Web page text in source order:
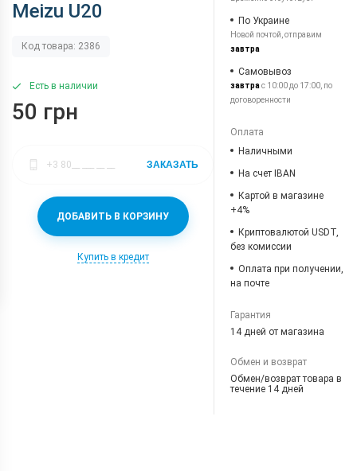
Meizu U20
Код товара: 2386
Есть в наличии
50 грн
ДОБАВИТЬ В КОРЗИНУ
Купить в кредит
ЗАКАЗАТЬ
По Украине
Новой почтой, отправим
завтра
Самовывоз
завтрас 10:00 до 17:00, по
договоренности
Оплата
Наличными
На счет IBAN
Картой в магазине
+4%
Криптовалютой USDT,
без комиссии
Оплата при получении,
на почте
Гарантия
14 дней от магазина
Обмен и возврат
Обмен/возврат товара в
течение 14 дней